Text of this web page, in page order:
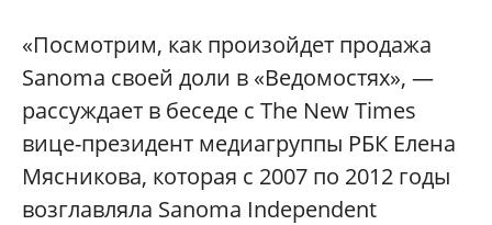
«Посмотрим, как произойдет продажа
Sanoma своей доли в «Ведомостях», —
рассуждает в беседе с The New Times
вице-президент медиагруппы РБК Елена
Мясникова, которая с 2007 по 2012 годы
возглавляла Sanoma Independent